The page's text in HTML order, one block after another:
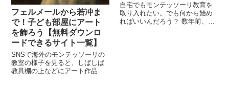
フェルメールから若冲ま
で！子ども部屋にアート
を飾ろう【無料ダウンロ
ードできるサイト一覧】
SNSで海外のモンテッソーリの
教室の様子を見ると、しばしば
教具棚の上などにアート作品が
自宅でもモンテッソーリ教育を
取り入れたい。でも何から始め
ればいいんだろう？ 数年前、慣